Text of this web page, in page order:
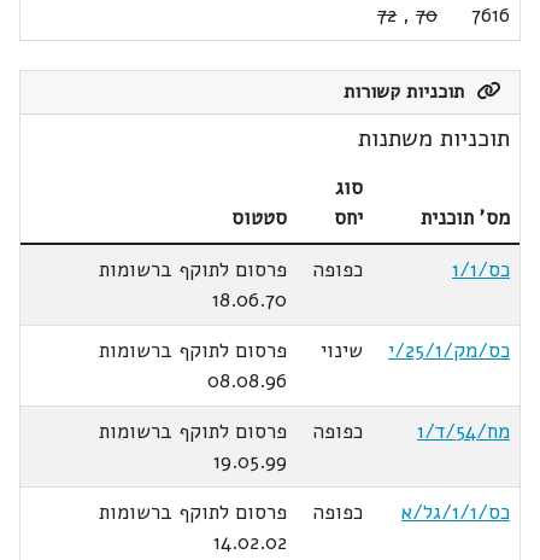
7616
70
,
72
תוכניות קשורות
תוכניות משתנות
מס' תוכנית
סוג
יחס
סטטוס
כס/1/1
כפופה
פרסום לתוקף ברשומות
18.06.70
כס/מק/25/1/י
שינוי
פרסום לתוקף ברשומות
08.08.96
מח/54/ד/1
כפופה
פרסום לתוקף ברשומות
19.05.99
כס/1/1/גל/א
כפופה
פרסום לתוקף ברשומות
14.02.02